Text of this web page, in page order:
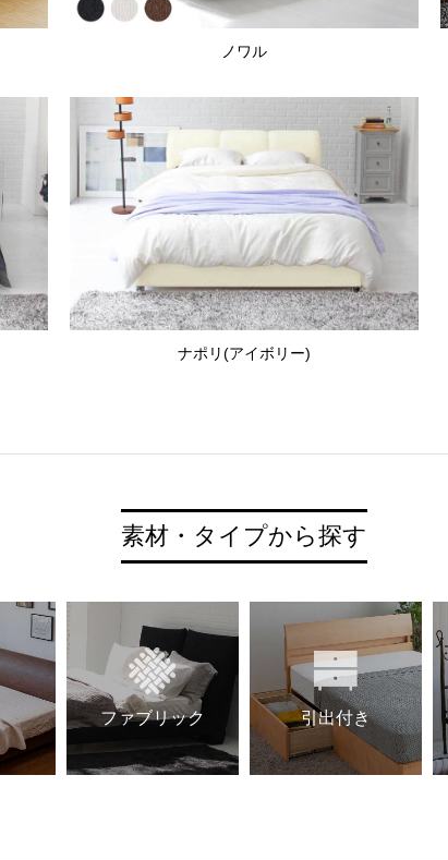
ノワル
ナポリ(アイボリー)
素材・タイプから探す
ファブリック 引出付き